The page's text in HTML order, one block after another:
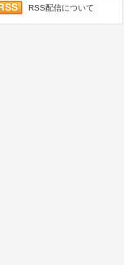
RSS配信について